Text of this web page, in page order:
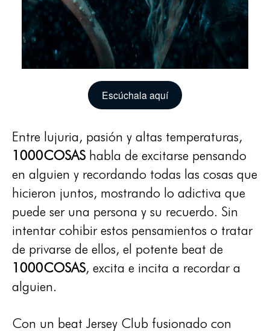
Escúchala aquí
Entre lujuria, pasión y altas temperaturas,
1000COSAS habla de excitarse pensando
en alguien y recordando todas las cosas que
hicieron juntos, mostrando lo adictiva que
puede ser una persona y su recuerdo. Sin
intentar cohibir estos pensamientos o tratar
de privarse de ellos, el potente beat de
1000COSAS, excita e incita a recordar a
alguien.
Con un beat Jersey Club fusionado con